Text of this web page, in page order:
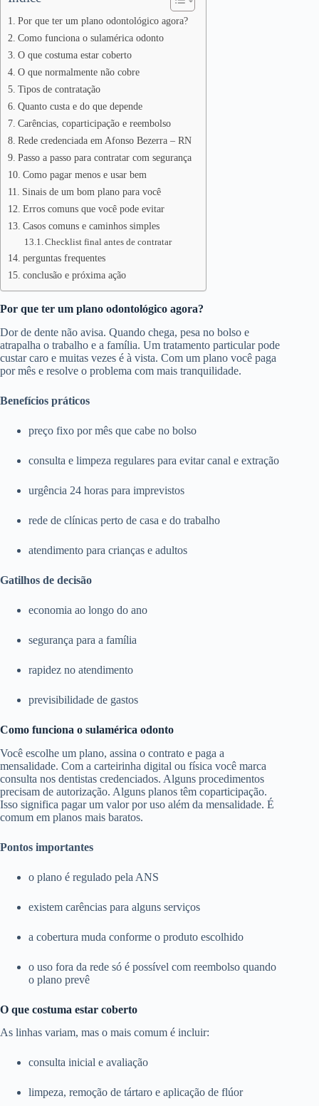
Por que ter um plano odontológico agora?
Como funciona o sulamérica odonto
O que costuma estar coberto
O que normalmente não cobre
Tipos de contratação
Quanto custa e do que depende
Carências, coparticipação e reembolso
Rede credenciada em Afonso Bezerra – RN
Passo a passo para contratar com segurança
Como pagar menos e usar bem
Sinais de um bom plano para você
Erros comuns que você pode evitar
Casos comuns e caminhos simples
Checklist final antes de contratar
perguntas frequentes
conclusão e próxima ação
Por que ter um plano odontológico agora?
Dor de dente não avisa. Quando chega, pesa no bolso e
atrapalha o trabalho e a família. Um tratamento particular pode
custar caro e muitas vezes é à vista. Com um plano você paga
por mês e resolve o problema com mais tranquilidade.
Benefícios práticos
preço fixo por mês que cabe no bolso
consulta e limpeza regulares para evitar canal e extração
urgência 24 horas para imprevistos
rede de clínicas perto de casa e do trabalho
atendimento para crianças e adultos
Gatilhos de decisão
economia ao longo do ano
segurança para a família
rapidez no atendimento
previsibilidade de gastos
Como funciona o sulamérica odonto
Você escolhe um plano, assina o contrato e paga a
mensalidade. Com a carteirinha digital ou física você marca
consulta nos dentistas credenciados. Alguns procedimentos
precisam de autorização. Alguns planos têm coparticipação.
Isso significa pagar um valor por uso além da mensalidade. É
comum em planos mais baratos.
Pontos importantes
o plano é regulado pela ANS
existem carências para alguns serviços
a cobertura muda conforme o produto escolhido
o uso fora da rede só é possível com reembolso quando
o plano prevê
O que costuma estar coberto
As linhas variam, mas o mais comum é incluir:
consulta inicial e avaliação
limpeza, remoção de tártaro e aplicação de flúor